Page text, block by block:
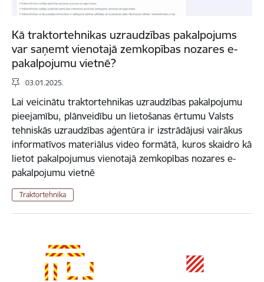
Kā traktortehnikas uzraudzības pakalpojums
var saņemt vienotajā zemkopības nozares e-
pakalpojumu vietnē?
03.01.2025.
Lai veicinātu traktortehnikas uzraudzības pakalpojumu
pieejamību, plānveidību un lietošanas ērtumu Valsts
tehniskās uzraudzības aģentūra ir izstrādājusi vairākus
informatīvos materiālus video formātā, kuros skaidro kā
lietot pakalpojumus vienotajā zemkopības nozares e-
pakalpojumu vietnē
Traktortehnika